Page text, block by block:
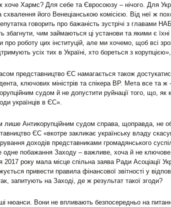
хоче Хармс? Для себе та Євросоюзу – нічого. Для
схвалення його Венеціанською комісією. Від неї ж
говорить про бажаність зустрічі з главами
збагнути, чим займаються ці установи та якими є
про роботу цих інституцій, але ми хочемо, щоб всі
усіх тих в Україні, хто бореться з
представництво ЄС намагається також
ключових міністрів та спікера ВР. Мета все та ж
судом й не допустити руйнації того, що,
українців в ЄС».
лише Антикорупційним судом справа, щоправда, не
ЄС «вкотре закликає українську владу
доходів представниками громадянського
одне побажання Заходу – важливе, хоча й не
2017 року мала місце спільна заява Ради Асоціації
привести правила фінансової звітності у
запитують на Заході, де ж результат такої згоди?
нюанси. Вони не впливають безпосередньо на